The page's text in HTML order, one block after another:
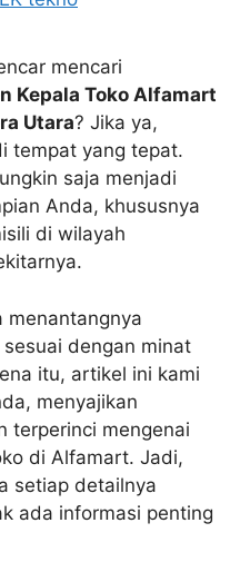
mencari
Kepala Toko Alfamart
Utara? Jika ya,
tempat yang tepat.
saja menjadi
Anda, khususnya
di wilayah
menantangnya
dengan minat
itu, artikel ini kami
menyajikan
terperinci mengenai
di Alfamart. Jadi,
setiap detailnya
ada informasi penting